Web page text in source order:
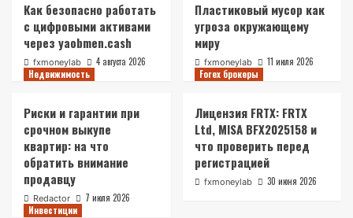
Как безопасно работать
с цифровыми активами
через yaobmen.cash
fxmoneylab 4 августа 2026
Пластиковый мусор как
угроза окружающему
миру
fxmoneylab
11 июля 2026
Недвижимость
Риски и гарантии при
срочном выкупе
квартир: на что
обратить внимание
продавцу
Redactor 7 июля 2026
Forex брокеры
Лицензия FRTX: FRTX
Ltd, MISA BFX2025158 и
что проверить перед
регистрацией
fxmoneylab 30 июня 2026
Инвестиции